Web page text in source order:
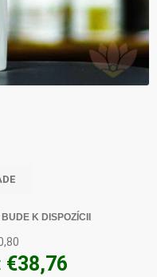
K DISPOZÍCII
€38,76